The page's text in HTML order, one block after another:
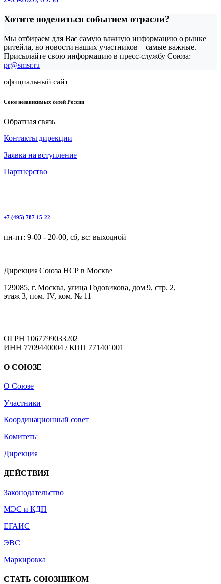
Хотите поделиться событием отрасли?
Мы отбираем для Вас самую важную информацию о рынке
ритейла, но новости наших участников – самые важные.
Присылайте свою информацию в пресс-службу Союза:
pr@smsr.ru
официальный сайт
Союз независимых сетей России
Обратная связь
Контакты дирекции
Заявка на вступление
Партнерство
+7 (495) 787-15-22
пн-пт: 9-00 - 20-00, сб, вс: выходной
Дирекция Cоюза НСР в Москве
129085, г. Москва, улица Годовикова, дом 9, стр. 2,
этаж 3, пом. IV, ком. № 11
ОГРН 1067799033202
ИНН 7709440004 / КПП 771401001
О СОЮЗЕ
О Союзе
Участники
Координационный совет
Комитеты
Дирекция
ДЕЙСТВИЯ
Законодательство
МЭС и КДП
ЕГАИС
ЭВС
Маркировка
СТАТЬ СОЮЗНИКОМ